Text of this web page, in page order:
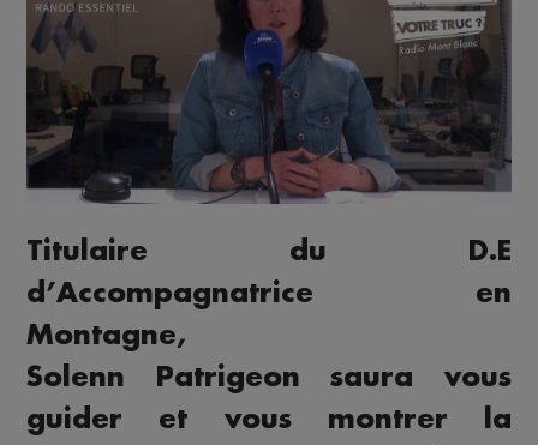
Titulaire du D.E
d’Accompagnatrice en
Montagne,
Solenn Patrigeon saura vous
guider et vous montrer la